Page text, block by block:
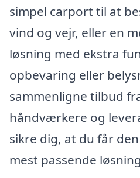
simpel carport til at
vind og vejr, eller en
løsning med ekstra
opbevaring eller
sammenligne tilbud
håndværkere og
sikre dig, at du får
mest passende